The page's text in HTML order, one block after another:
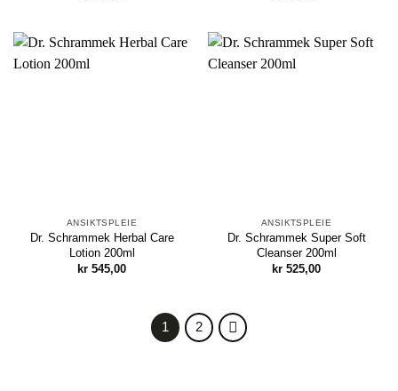
ANSIKTSPLEIE
Dr. Schrammek Herbal Care
Lotion 200ml
kr 545,00
ANSIKTSPLEIE
Dr. Schrammek Super Soft
Cleanser 200ml
kr 525,00
1 2